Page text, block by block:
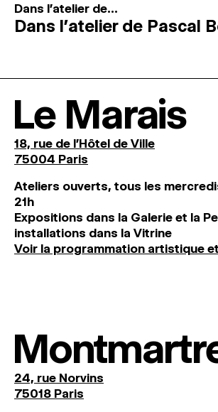
Dans l'atelier de...
Dans l’atelier de Pascal
Le Marais
18, rue de l'Hôtel de Ville
75004 Paris
Ateliers ouverts, tous les
21h
Expositions dans la Galerie et la
installations dans la Vitrine
Voir la programmation artistique
24, rue Norvins
75018 Paris